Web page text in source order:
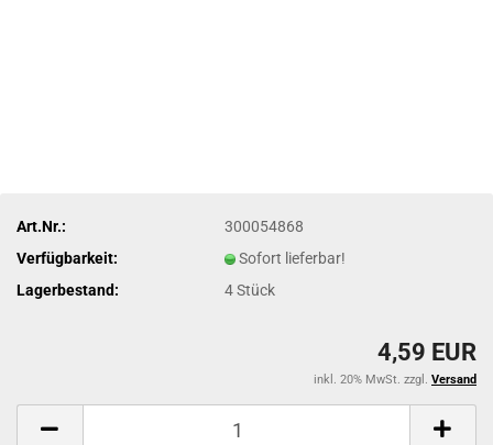
Art.Nr.:
300054868
Verfügbarkeit:
Sofort lieferbar!
Lagerbestand:
4Stück
4,59 EUR
inkl. 20% MwSt. zzgl. Versand